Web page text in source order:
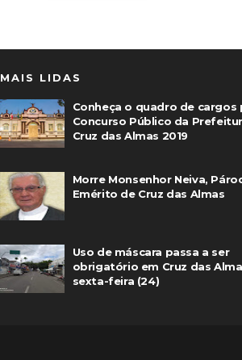
MAIS LIDAS
Conheça o quadro de cargos
Concurso Público da
Cruz das Almas 2019
Morre Monsenhor Neiva,
Emérito de Cruz das Almas
Uso de máscara passa a ser
obrigatório em Cruz das
sexta-feira (24)